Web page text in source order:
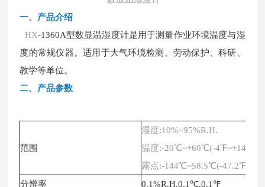
一、 产品介绍
HX-1360A型数显温湿度计是用于测量作业环境温度与湿
度的常规仪器。适用于大气环境检测、劳动保护、科研、
教学等单位。
二、 产品参数
范围
湿度:10%~95%R.H.
温度:-20℃~+60℃(-4℉~+140℉)
露点:-144℃~58.5℃(-
分辨率
0.1%R.H.0.1℃,0.1℉